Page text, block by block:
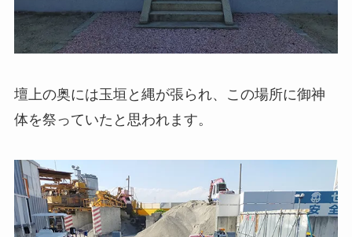
壇上の奥には玉垣と縄が張られ、この場所に御神
体を祭っていたと思われます。